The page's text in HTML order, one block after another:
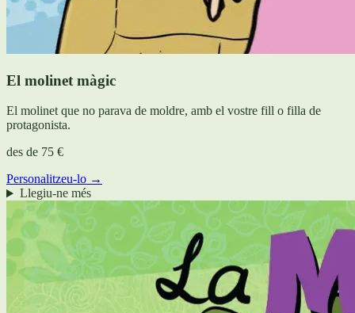
El molinet màgic
El molinet que no parava de moldre, amb el vostre fill o filla de
protagonista.
des de 75 €
Personalitzeu-lo →
Llegiu-ne més